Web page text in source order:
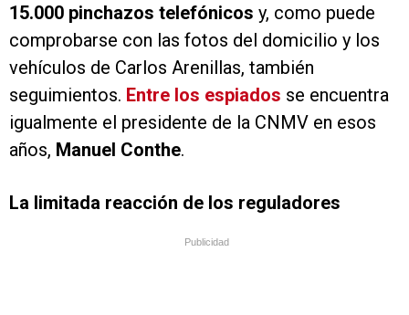
15.000 pinchazos telefónicos y, como puede
comprobarse con las fotos del domicilio y los
vehículos de Carlos Arenillas, también
seguimientos. Entre los espiados se encuentra
igualmente el presidente de la CNMV en esos
años, Manuel Conthe.
La limitada reacción de los reguladores
Publicidad